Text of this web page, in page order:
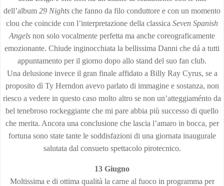
dell’album 29 Nights che fanno da filo conduttore e con un momento
clou che coincide con l’interpretazione della classica Seven Spanish
Angels non solo vocalmente perfetta ma anche coreograficamente
emozionante. Chiude inginocchiata la bellissima Danni che dá a tutti
appuntamento per il giorno dopo allo stand del suo fan club.
Una delusione invece il gran finale affidato a Billy Ray Cyrus, se a
proposito dì Ty Herndon avevo parlato di immagine e sostanza, non
riesco a vedere in questo caso molto altro se non un’atteggiaménto da
bel tenebroso rockeggiante che mi pare abbia più successo di quello
che merita. Ancora una conclusione che lascia l’amaro in bocca, per
fortuna sono state tante le soddisfazioni di una giornata inaugurale
salutata dal consueto spettacolo pirotecnico.
13 Giugno
Moltissima e di ottima qualità la carne al fuoco in programma per